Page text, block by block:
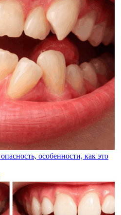
особенности, как это